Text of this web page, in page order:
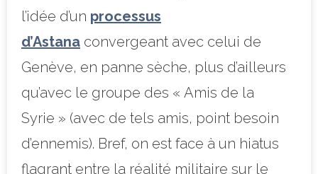
l’idée d’un processus
d’Astana convergeant avec celui de
Genève, en panne sèche, plus d’ailleurs
qu’avec le groupe des « Amis de la
Syrie » (avec de tels amis, point besoin
d’ennemis). Bref, on est face à un hiatus
flagrant entre la réalité militaire sur le